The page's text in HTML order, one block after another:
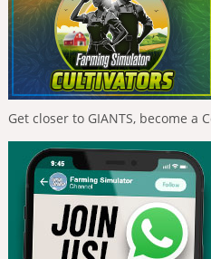
Get closer to GIANTS, become a